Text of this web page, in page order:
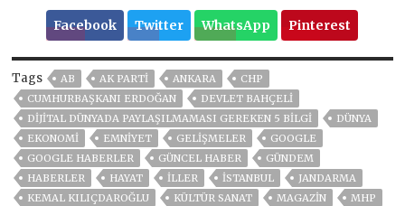
Facebook Twitter WhatsApp Pinterest
Tags AB AK PARTİ ANKARA
CHP
CUMHURBAŞKANI ERDOĞAN
DEVLET BAHÇELİ
DIJITAL DÜNYADA PAYLAŞILMAMASI GEREKEN 5 BILGI
DÜNYA
EKONOMİ
EMNİYET GELIŞMELER
GOOGLE
GOOGLE HABERLER
GÜNCEL HABER
GÜNDEM
HABERLER
HAYAT İLLER ISTANBUL
JANDARMA
KEMAL KILIÇDAROĞLU
KÜLTÜR SANAT MAGAZİN
MHP